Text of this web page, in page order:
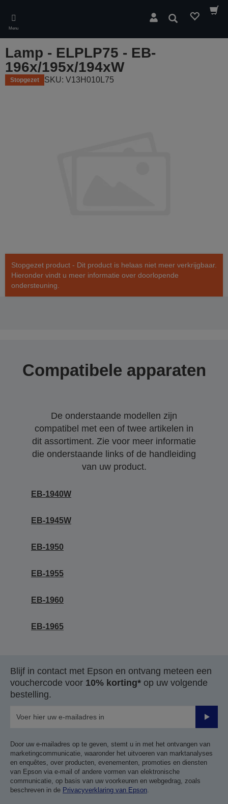
main
content
Menu
Zoeken
Lamp - ELPLP75 - EB-
196x/195x/194xW
Stopgezet SKU: V13H010L75
Stopgezet product - Dit product is helaas niet meer verkrijgbaar.
Hieronder vindt u meer informatie over doorlopende
ondersteuning.
Compatibele apparaten
De onderstaande modellen zijn
compatibel met een of twee artikelen in
dit assortiment. Zie voor meer informatie
die onderstaande links of de handleiding
van uw product.
EB-1940W
EB-1945W
EB-1950
EB-1955
EB-1960
EB-1965
Blijf in contact met Epson en ontvang meteen een
vouchercode voor 10% korting* op uw volgende
bestelling.
Door uw e-mailadres op te geven, stemt u in met het ontvangen van
marketingcommunicatie, waaronder het uitvoeren van marktanalyses
en enquêtes, over producten, evenementen, promoties en diensten
van Epson via e-mail of andere vormen van elektronische
communicatie, op basis van uw voorkeuren en webgedrag, zoals
beschreven in de Privacyverklaring van Epson.